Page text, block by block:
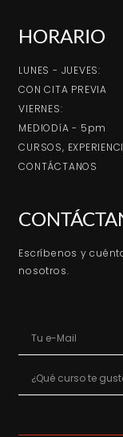
HORARIO
LUNES - JUEVES:
CON CITA PREVIA
VIERNES:
MEDIODíA - 5pm
CURSOS,
CONTÁCTANOS
Escríbenos y
nosotros.